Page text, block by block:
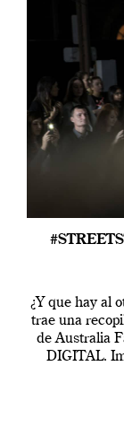
¿Y que hay al
trae una
de Australia
DIGITAL.